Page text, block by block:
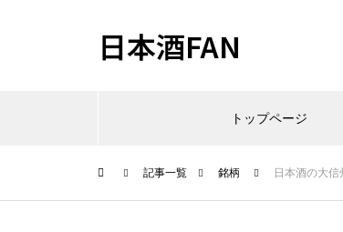
日本酒FAN
トップページ
記事一覧 銘柄 日本酒の大